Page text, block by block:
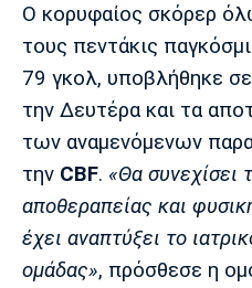
Μάντσεστερ
Γιουνάιτεντ
Λίβερπουλ
Ο κορυφαίος σκόρερ
τους πεντάκις
79 γκολ, υποβλήθηκε
την Δευτέρα και τα
των αναμενόμενων
την CBF. «Θα συνεχίσει
αποθεραπείας και
έχει αναπτύξει το
ομάδας», πρόσθεσε η